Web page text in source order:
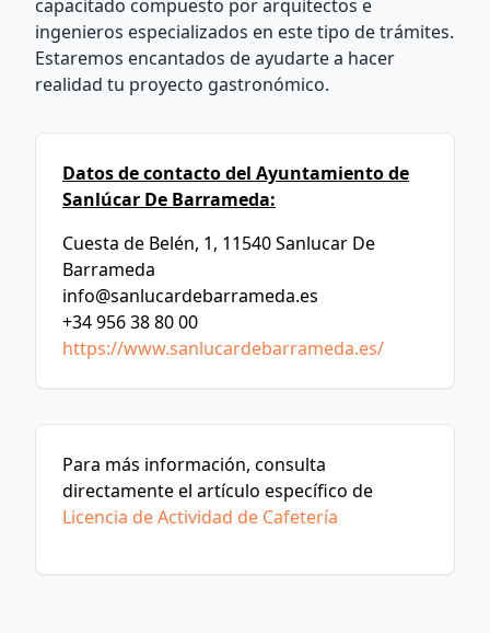
capacitado compuesto por arquitectos e
ingenieros especializados en este tipo de trámites.
Estaremos encantados de ayudarte a hacer
realidad tu proyecto gastronómico.
Datos de contacto del Ayuntamiento de
Sanlúcar De Barrameda:
Cuesta de Belén, 1, 11540 Sanlucar De
Barrameda
info@sanlucardebarrameda.es
+34 956 38 80 00
https://www.sanlucardebarrameda.es/
Para más información, consulta
directamente el artículo específico de
Licencia de Actividad de Cafetería